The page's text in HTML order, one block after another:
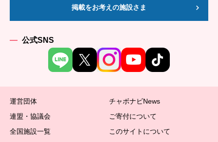
掲載をお考えの施設さま
公式SNS
運営団体
チャボナビNews
連盟・協議会
ご寄付について
全国施設一覧
このサイトについて